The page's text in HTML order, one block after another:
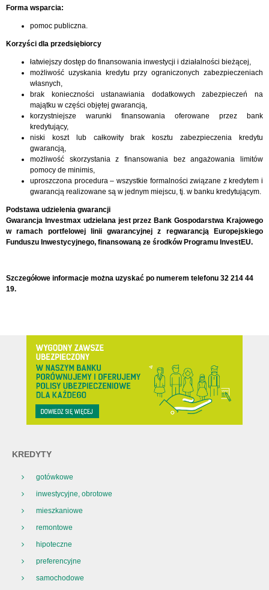
Forma wsparcia:
pomoc publiczna.
Korzyści dla przedsiębiorcy
łatwiejszy dostęp do finansowania inwestycji i działalności bieżącej,
możliwość uzyskania kredytu przy ograniczonych zabezpieczeniach
własnych,
brak konieczności ustanawiania dodatkowych zabezpieczeń na
majątku w części objętej gwarancją,
korzystniejsze warunki finansowania oferowane przez bank
kredytujący,
niski koszt lub całkowity brak kosztu zabezpieczenia kredytu
gwarancją,
możliwość skorzystania z finansowania bez angażowania limitów
pomocy de minimis,
uproszczona procedura – wszystkie formalności związane z kredytem i
gwarancją realizowane są w jednym miejscu, tj. w banku kredytującym.
Podstawa udzielenia gwarancji
Gwarancja Investmax udzielana jest przez Bank Gospodarstwa Krajowego
w ramach portfelowej linii gwarancyjnej z regwarancją Europejskiego
Funduszu Inwestycyjnego, finansowaną ze środków Programu InvestEU.
Szczegółowe informacje można uzyskać po numerem telefonu 32 214 44
19.
KREDYTY
gotówkowe
inwestycyjne, obrotowe
mieszkaniowe
remontowe
hipoteczne
preferencyjne
samochodowe